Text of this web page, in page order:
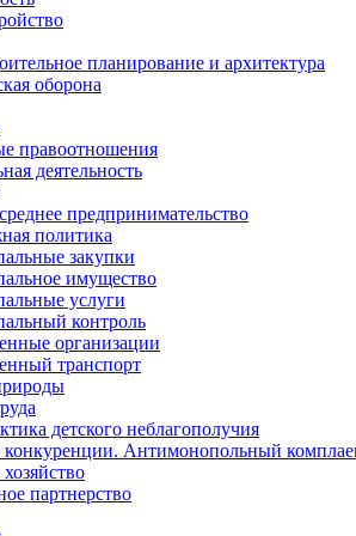
планирование и архитектура
оборона
правоотношения
деятельность
предпринимательство
политика
закупки
имущество
услуги
контроль
организации
транспорт
детского неблагополучия
конкуренции. Антимонопольный
партнерство